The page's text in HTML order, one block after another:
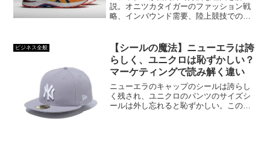
説。オニツカタイガーのファッション戦
略、インバウンド需要、陸上競技での信
のポイントを1分で理解できます。
ビジネス全般
【シールの魔法】ニューエラは誇
らしく、ユニクロは恥ずかしい？
マーケティングで読み解く違い
ニューエラのキャップのシールは誇らし
く残され、ユニクロのパンツのサイズシ
ールは外し忘れると恥ずかしい。この違